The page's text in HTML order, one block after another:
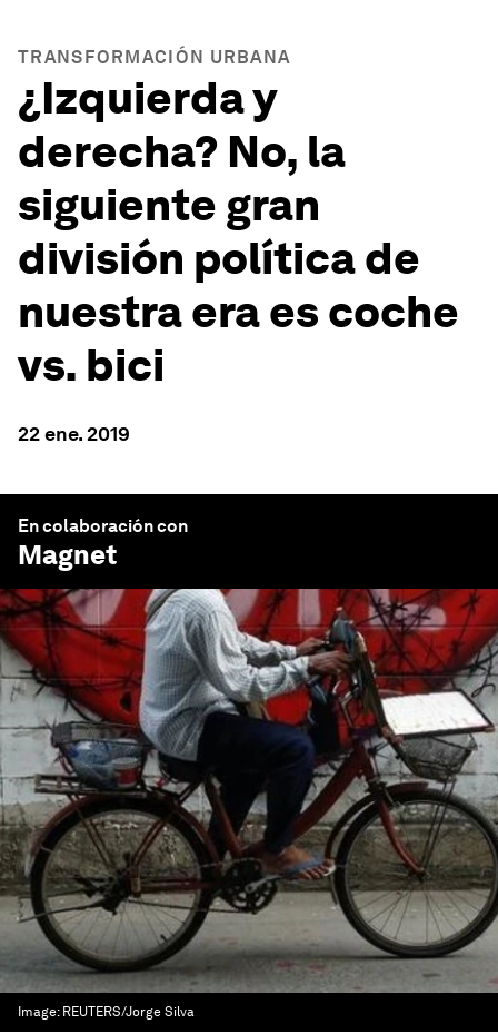
TRANSFORMACIÓN URBANA
¿Izquierda y
derecha? No, la
siguiente gran
división política de
nuestra era es coche
vs. bici
22 ene. 2019
En colaboración con
Magnet
Image: REUTERS/Jorge Silva